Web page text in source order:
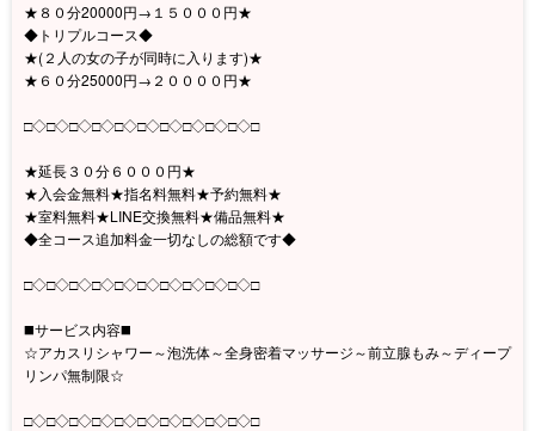
★８０分20000円→１５０００円★
◆トリプルコース◆
★(２人の女の子が同時に入ります)★
★６０分25000円→２００００円★
□◇□◇□◇□◇□◇□◇□◇□◇□◇□◇□
★延長３０分６０００円★
★入会金無料★指名料無料★予約無料★
★室料無料★LINE交換無料★備品無料★
◆全コース追加料金一切なしの総額です◆
□◇□◇□◇□◇□◇□◇□◇□◇□◇□◇□
◼️サービス内容◼️
☆アカスリシャワー～泡洗体～全身密着マッサージ～前立腺もみ～ディープ
リンパ無制限☆
□◇□◇□◇□◇□◇□◇□◇□◇□◇□◇□